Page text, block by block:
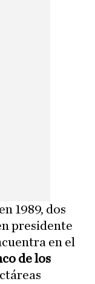
1989, dos
presidente
en el
de los